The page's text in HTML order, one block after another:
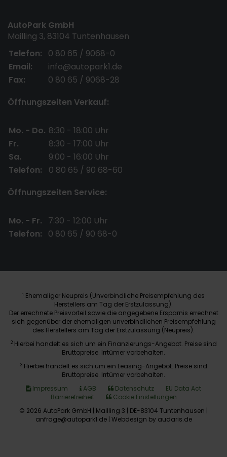
AutoPark GmbH
Mailling 3, 83104 Tuntenhausen
Telefon:
0 80 65 / 9068-0
Email:
info@autopark1.de
Fax:
0 80 65 / 9068-28
Öffnungszeiten Verkauf:
Mo. - Do. 8:30 - 18:00 Uhr
Fr.
8:30 - 17:00 Uhr
Sa.
9:00 - 16:00 Uhr
Telefon:
0 80 65 / 90 68-60
Öffnungszeiten Service:
Mo. - Fr.
7:30 - 12:00 Uhr
Telefon:
0 80 65 / 90 68-0
1 Ehemaliger Neupreis (Unverbindliche Preisempfehlung des
Herstellers am Tag der Erstzulassung).
Der errechnete Preisvorteil sowie die angegebene Ersparnis errechnet
sich gegenüber der ehemaligen unverbindlichen Preisempfehlung
des Herstellers am Tag der Erstzulassung (Neupreis).
2 Hierbei handelt es sich um ein Finanzierungs-Angebot. Preise sind
Bruttopreise. Irrtümer vorbehalten.
3 Hierbei handelt es sich um ein Leasing-Angebot. Preise sind
Bruttopreise. Irrtümer vorbehalten.
Impressum
AGB Datenschutz
EU Data Act
Barrierefreiheit
Cookie Einstellungen
© 2026 AutoPark GmbH | Mailling 3 | DE-83104 Tuntenhausen |
anfrage@autopark1.de | Webdesign by audaris.de